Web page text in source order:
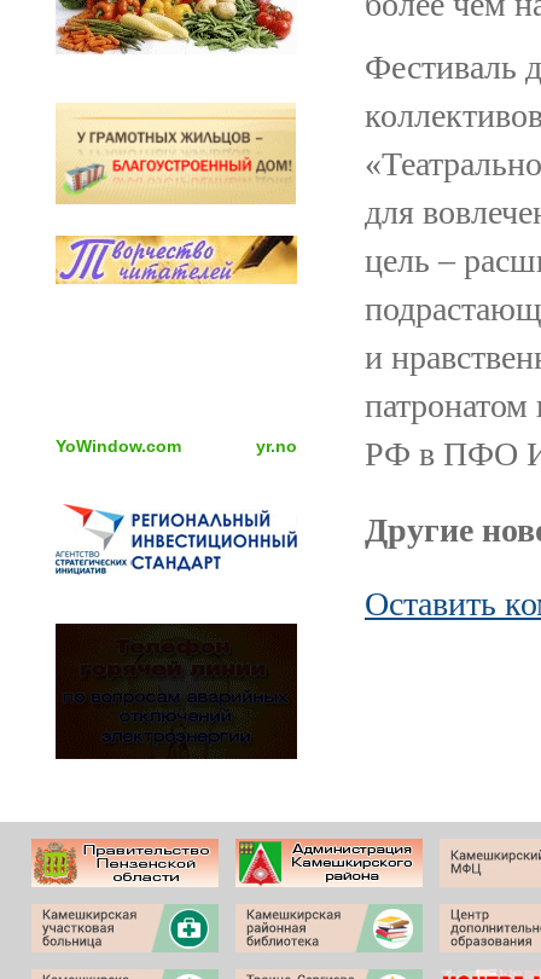
YoWindow.com yr.no
Фестиваль
для
цель –
и
патронатом
РФ в ПФО
Другие
Оставить